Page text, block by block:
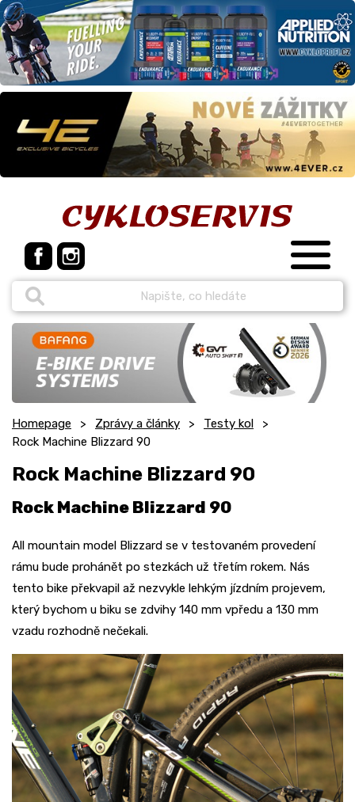
Homepage Zprávy a články
Testy kol
Rock Machine Blizzard 90
Rock Machine Blizzard 90
Rock Machine Blizzard 90
All mountain model Blizzard se v testovaném provedení
rámu bude prohánět po stezkách už třetím rokem. Nás
tento bike překvapil až nezvykle lehkým jízdním projevem,
který bychom u biku se zdvihy 140 mm vpředu a 130 mm
vzadu rozhodně nečekali.